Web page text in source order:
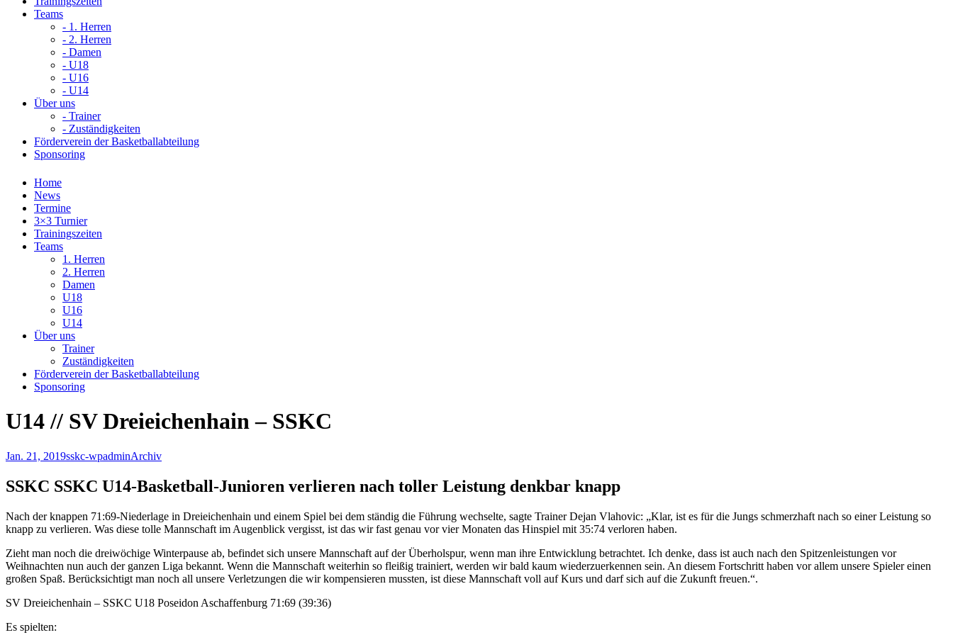
Teams
- 1. Herren
- 2. Herren
- Damen
- U18
- U16
- U14
Über uns
- Trainer
- Zuständigkeiten
Förderverein der Basketballabteilung
Sponsoring
Home
News
Termine
3×3 Turnier
Trainingszeiten
Teams
1. Herren
2. Herren
Damen
U18
U16
U14
Über uns
Trainer
Zuständigkeiten
Förderverein der Basketballabteilung
Sponsoring
U14 // SV Dreieichenhain – SSKC
Jan. 21, 2019sskc-wpadminArchiv
SSKC SSKC U14-Basketball-Junioren verlieren nach toller Leistung denkbar knapp
Nach der knappen 71:69-Niederlage in Dreieichenhain und einem Spiel bei dem ständig die Führung wechselte, sagte Trainer Dejan Vlahovic: „Klar, ist es für die Jungs schmerzhaft nach so einer Leistung so
knapp zu verlieren. Was diese tolle Mannschaft im Augenblick vergisst, ist das wir fast genau vor vier Monaten das Hinspiel mit 35:74 verloren haben.
Zieht man noch die dreiwöchige Winterpause ab, befindet sich unsere Mannschaft auf der Überholspur, wenn man ihre Entwicklung betrachtet. Ich denke, dass ist auch nach den Spitzenleistungen vor
Weihnachten nun auch der ganzen Liga bekannt. Wenn die Mannschaft weiterhin so fleißig trainiert, werden wir bald kaum wiederzuerkennen sein. An diesem Fortschritt haben vor allem unsere Spieler einen
großen Spaß. Berücksichtigt man noch all unsere Verletzungen die wir kompensieren mussten, ist diese Mannschaft voll auf Kurs und darf sich auf die Zukunft freuen.“.
SV Dreieichenhain – SSKC U18 Poseidon Aschaffenburg 71:69 (39:36)
Es spielten: